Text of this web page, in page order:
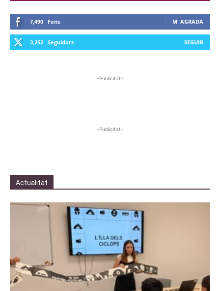
7,490 Fans M' AGRADA
3,252 Seguidors SEGUIR
-Publicitat-
-Publicitat-
Actualitat